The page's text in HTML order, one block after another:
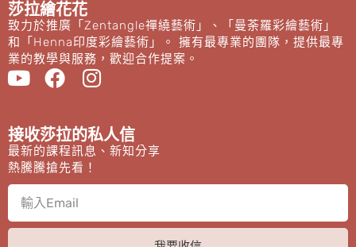
莎拉繪花花
致力於推廣「Zentangle禪繞藝術」、「曼荼羅彩繪藝術」
和「Henna印度彩繪藝術」。 擁有最專業的團隊，提供最專
業的教學與服務，歡迎合作提案。
接收莎拉的私人信
最新的課程訊息、新知分享
熱騰騰搶先看！